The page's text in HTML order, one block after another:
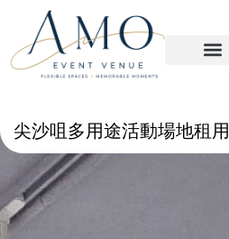
尖沙咀多用途活動場地租用